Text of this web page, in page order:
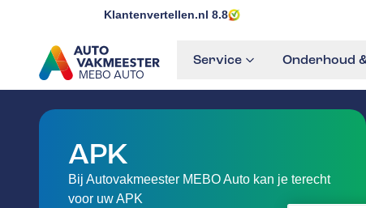
Klantenvertellen.nl 8.8
MEBO AUTO
GA NAAR DE HOMEPAGINA
Service Onderhoud
APK
Bij Autovakmeester MEBO Auto kan je terecht
voor uw APK